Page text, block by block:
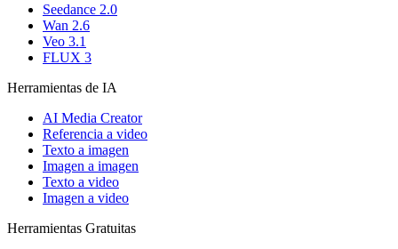
Seedance 2.0
Wan 2.6
Veo 3.1
FLUX 3
Herramientas de IA
AI Media Creator
Referencia a video
Texto a imagen
Imagen a imagen
Texto a video
Imagen a video
Herramientas Gratuitas